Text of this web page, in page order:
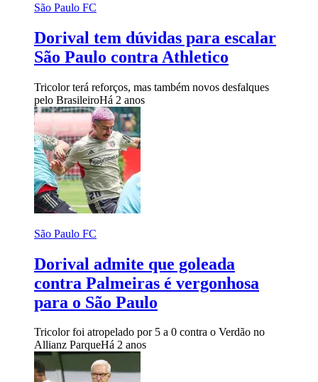
São Paulo FC
Dorival tem dúvidas para escalar
São Paulo contra Athletico
Tricolor terá reforços, mas também novos desfalques
pelo BrasileiroHá 2 anos
São Paulo FC
Dorival admite que goleada
contra Palmeiras é vergonhosa
para o São Paulo
Tricolor foi atropelado por 5 a 0 contra o Verdão no
Allianz ParqueHá 2 anos